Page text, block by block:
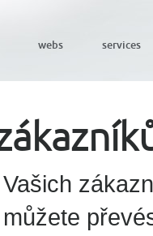
webs services